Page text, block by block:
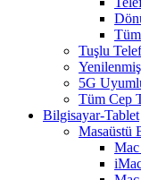
Tuşlu
5G
Tüm Cep
Bilgisayar-Tablet
Masaüstü